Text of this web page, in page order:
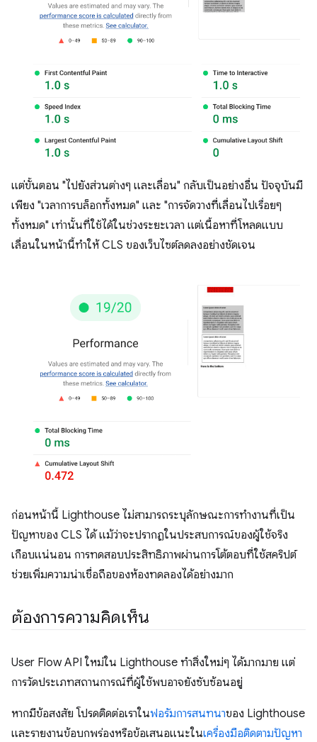
แต่ขั้นตอน "ไปยังส่วนต่างๆ และเลื่อน" กลับเป็นอย่างอื่น ปัจจุบันมี
เพียง "เวลาการบล็อกทั้งหมด" และ "การจัดวางที่เลื่อนไปเรื่อยๆ
ทั้งหมด" เท่านั้นที่ใช้ได้ในช่วงระยะเวลา แต่เนื้อหาที่โหลดแบบ
เลื่อนในหน้านี้ทำให้ CLS ของเว็บไซต์ลดลงอย่างชัดเจน
ก่อนหน้านี้ Lighthouse ไม่สามารถระบุลักษณะการทำงานที่เป็น
ปัญหาของ CLS ได้ แม้ว่าจะปรากฏในประสบการณ์ของผู้ใช้จริง
เกือบแน่นอน การทดสอบประสิทธิภาพผ่านการโต้ตอบที่ใช้สคริปต์
ช่วยเพิ่มความน่าเชื่อถือของห้องทดลองได้อย่างมาก
ต้องการความคิดเห็น
User Flow API ใหม่ใน Lighthouse ทําสิ่งใหม่ๆ ได้มากมาย แต่
การวัดประเภทสถานการณ์ที่ผู้ใช้พบอาจยังซับซ้อนอยู่
หากมีข้อสงสัย โปรดติดต่อเราในฟอรัมการสนทนาของ Lighthouse
และรายงานข้อบกพร่องหรือข้อเสนอแนะในเครื่องมือติดตามปัญหา